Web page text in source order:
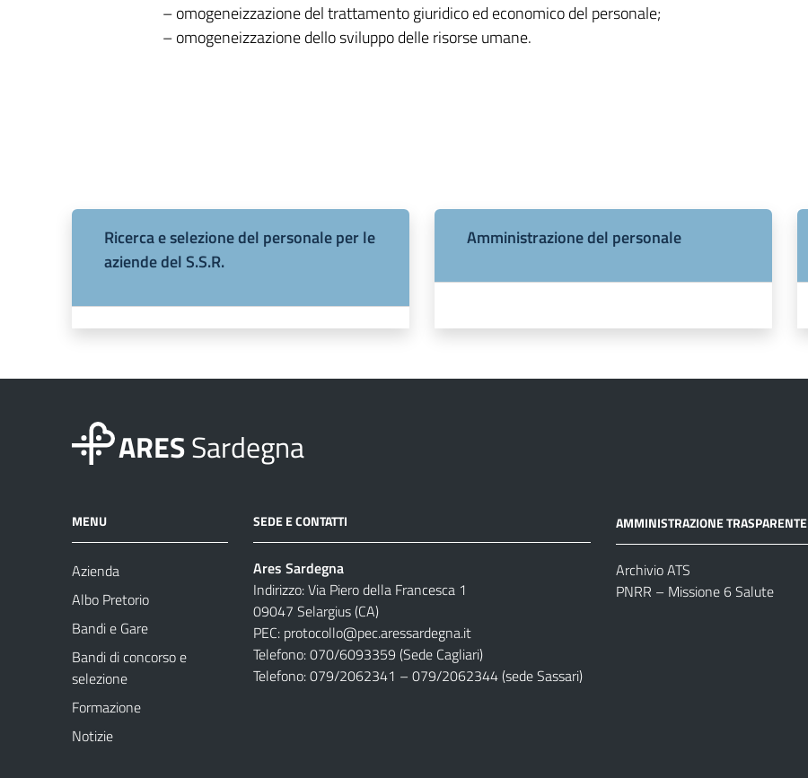
– omogeneizzazione del trattamento giuridico ed economico del personale;
– omogeneizzazione dello sviluppo delle risorse umane.
Ricerca e selezione del personale per le
aziende del S.S.R.
Amministrazione del personale
ARESSardegna
MENU
Azienda
Albo Pretorio
Bandi e Gare
Bandi di concorso e
selezione
Formazione
Notizie
SEDE E CONTATTI
Ares Sardegna
Indirizzo: Via Piero della Francesca 1
09047 Selargius (CA)
PEC: protocollo@pec.aressardegna.it
Telefono: 070/6093359 (Sede Cagliari)
Telefono: 079/2062341 – 079/2062344 (sede Sassari)
AMMINISTRAZIONE TRASPARENTE
Archivio ATS
PNRR – Missione 6 Salute